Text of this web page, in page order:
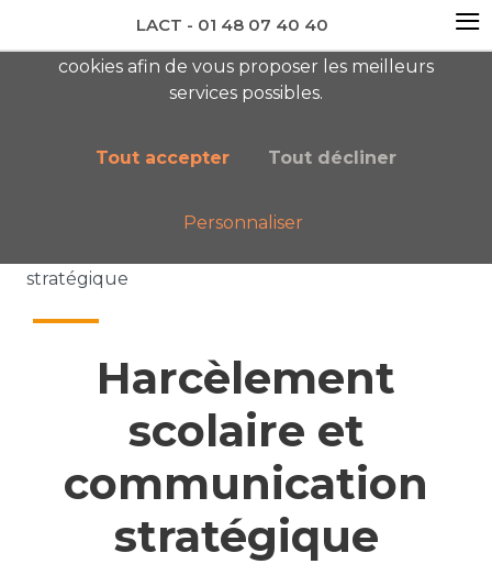
newsletter AC
Nos publications
stratégique
Harcèlement
scolaire et
communication
stratégique
cookies afin de vous proposer les meilleurs
services possibles.
Tout accepter Tout décliner
Personnaliser
LACT - 01 48 07 40 40 ≡